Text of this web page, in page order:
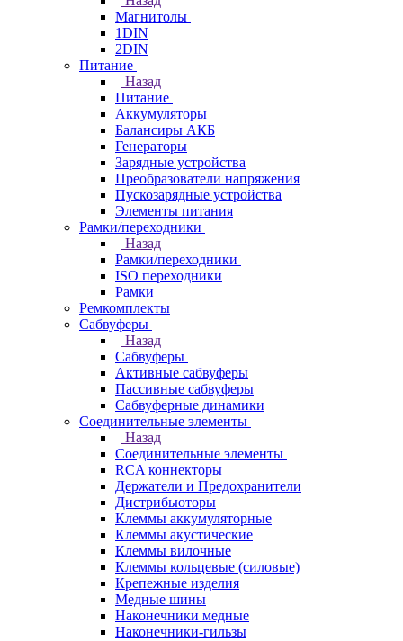
Магнитолы
1DIN
2DIN
Питание
Назад
Питание
Аккумуляторы
Балансиры АКБ
Генераторы
Зарядные устройства
Преобразователи напряжения
Пускозарядные устройства
Элементы питания
Рамки/переходники
Назад
Рамки/переходники
ISO переходники
Рамки
Ремкомплекты
Сабвуферы
Назад
Сабвуферы
Активные сабвуферы
Пассивные сабвуферы
Сабвуферные динамики
Соединительные элементы
Назад
Соединительные элементы
RCA коннекторы
Держатели и Предохранители
Дистрибьюторы
Клеммы аккумуляторные
Клеммы акустические
Клеммы вилочные
Клеммы кольцевые (силовые)
Крепежные изделия
Медные шины
Наконечники медные
Наконечники-гильзы